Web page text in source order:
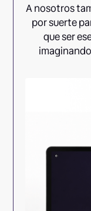
A nosotros
por suerte
que ser